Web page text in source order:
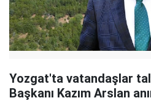
Yozgat'ta vatandaşlar
Başkanı Kazım Arslan